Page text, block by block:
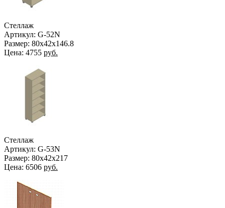
Стеллаж
Артикул: G-52N
Размер: 80х42х146.8
Цена: 4755 руб.
Стеллаж
Артикул: G-53N
Размер: 80х42х217
Цена: 6506 руб.